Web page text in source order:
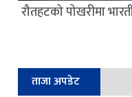
रौतहटको पोखरीमा
ताजा अपडेट